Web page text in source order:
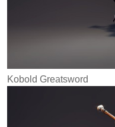
Kobold Greatsword